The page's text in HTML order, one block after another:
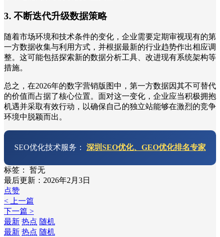
3. 不断迭代升级数据策略
随着市场环境和技术条件的变化，企业需要定期审视现有的第
一方数据收集与利用方式，并根据最新的行业趋势作出相应调
整。这可能包括探索新的数据分析工具、改进现有系统架构等
措施。
总之，在2026年的数字营销版图中，第一方数据因其不可替代
的价值而占据了核心位置。面对这一变化，企业应当积极拥抱
机遇并采取有效行动，以确保自己的独立站能够在激烈的竞争
环境中脱颖而出。
SEO优化技术服务： 深圳SEO优化、GEO优化排名专家
标签：
暂无
最后更新：2026年2月3日
点赞
< 上一篇
下一篇 >
最新 热点 随机
最新 热点 随机